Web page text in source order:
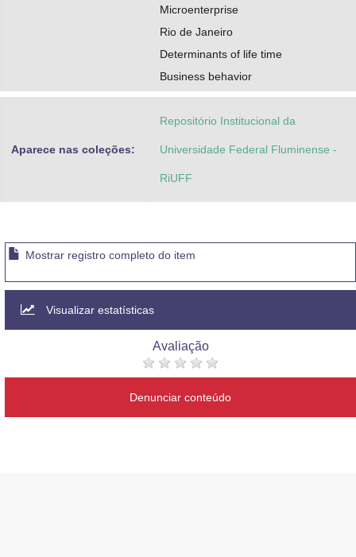
Microenterprise
Rio de Janeiro
Determinants of life time
Business behavior
Aparece nas coleções:
Repositório Institucional da
Universidade Federal Fluminense -
RiUFF
Mostrar registro completo do item
Visualizar estatísticas
Avaliação
Denunciar conteúdo